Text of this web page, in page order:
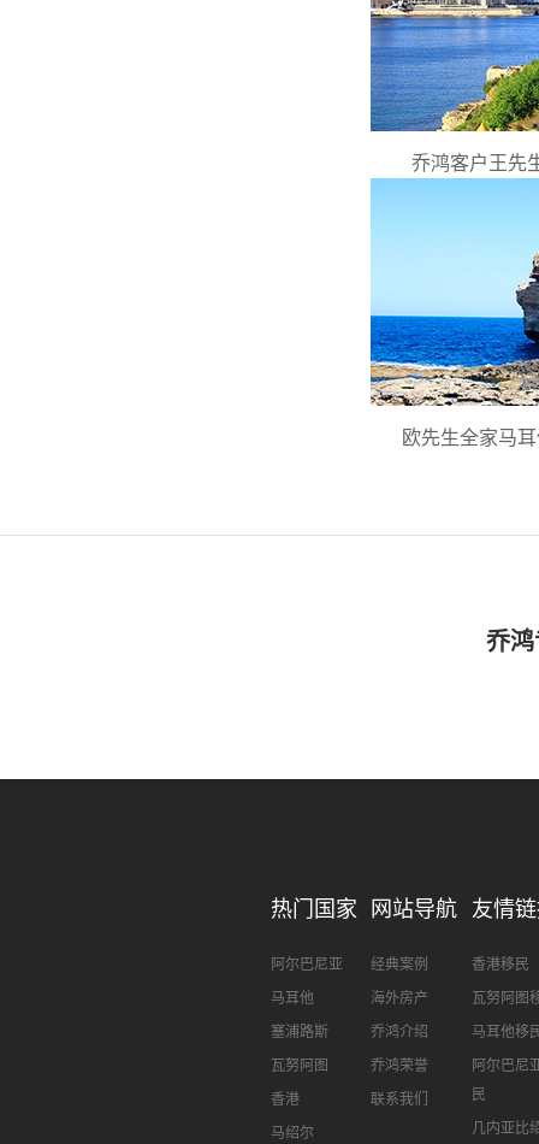
乔鸿客户王先
欧先生全家马
乔
热门国家
阿尔巴尼亚
马耳他
塞浦路斯
瓦努阿图
香港
马绍尔
网站导航
经典案例
海外房产
乔鸿介绍
乔鸿荣誉
联系我们
友情
香港移民
瓦努阿图
马耳他移
阿尔巴尼
民
几内亚比